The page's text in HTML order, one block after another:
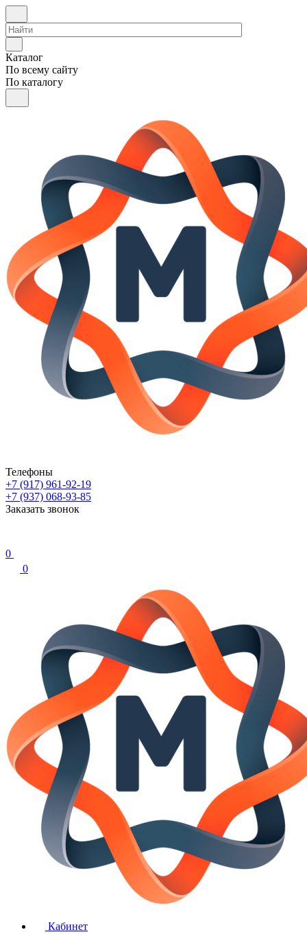
Каталог
По всему сайту
По каталогу
Телефоны
+7 (917) 961-92-19
+7 (937) 068-93-85
Заказать звонок
0
0
Кабинет